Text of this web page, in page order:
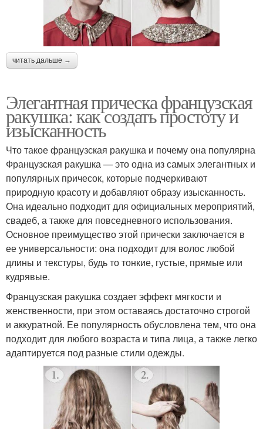
читать дальше →
Элегантная прическа французская
ракушка: как создать простоту и
изысканность
Что такое французская ракушка и почему она популярна
Французская ракушка — это одна из самых элегантных и
популярных причесок, которые подчеркивают
природную красоту и добавляют образу изысканность.
Она идеально подходит для официальных мероприятий,
свадеб, а также для повседневного использования.
Основное преимущество этой прически заключается в
ее универсальности: она подходит для волос любой
длины и текстуры, будь то тонкие, густые, прямые или
кудрявые.
Французская ракушка создает эффект мягкости и
женственности, при этом оставаясь достаточно строгой
и аккуратной. Ее популярность обусловлена тем, что она
подходит для любого возраста и типа лица, а также легко
адаптируется под разные стили одежды.